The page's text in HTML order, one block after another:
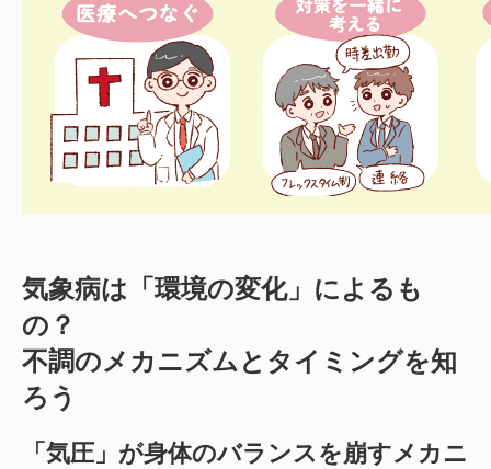
気象病は「環境の変化」によるも
の？
不調のメカニズムとタイミングを知
ろう
「気圧」が身体のバランスを崩すメカニ